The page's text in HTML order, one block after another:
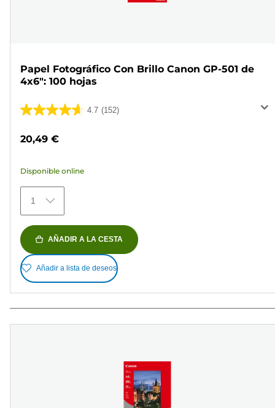
Papel Fotográfico Con Brillo Canon GP-501 de
4x6": 100 hojas
4.7 (152)
4.7
5
152
reseñas
20,49 €
Disponible online
1
AÑADIR A LA CESTA
Añadir a lista de deseos